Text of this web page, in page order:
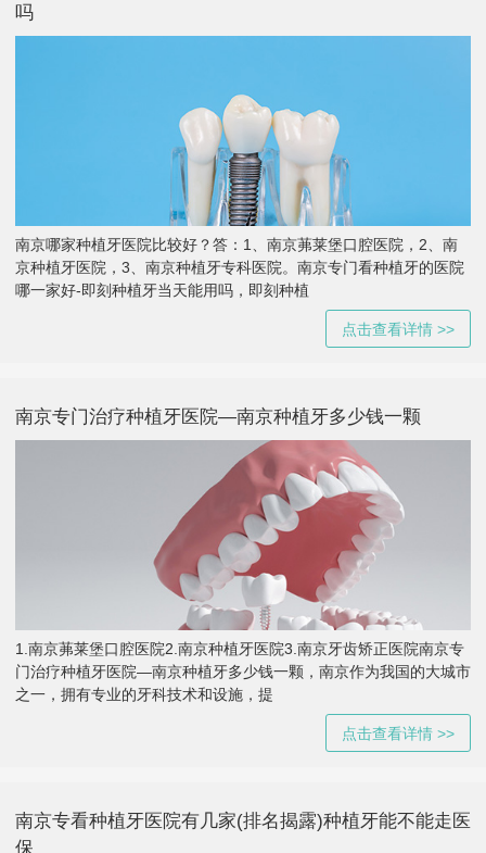
吗
南京哪家种植牙医院比较好？答：1、南京茀莱堡口腔医院，2、南
京种植牙医院，3、南京种植牙专科医院。南京专门看种植牙的医院
哪一家好-即刻种植牙当天能用吗，即刻种植
点击查看详情 >>
南京专门治疗种植牙医院—南京种植牙多少钱一颗
1.南京茀莱堡口腔医院2.南京种植牙医院3.南京牙齿矫正医院南京专
门治疗种植牙医院—南京种植牙多少钱一颗，南京作为我国的大城市
之一，拥有专业的牙科技术和设施，提
点击查看详情 >>
南京专看种植牙医院有几家(排名揭露)种植牙能不能走医
保